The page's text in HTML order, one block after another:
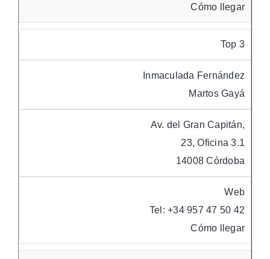
Cómo llegar
Top 3
Inmaculada Fernández
Martos Gayá
Av. del Gran Capitán,
23, Oficina 3.1
14008 Córdoba
Web
Tel: +34 957 47 50 42
Cómo llegar